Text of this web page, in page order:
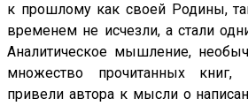
к прошлому как своей Родины,
временем не исчезли, а стали
Аналитическое мышление,
множество прочитанных
привели автора к мысли о